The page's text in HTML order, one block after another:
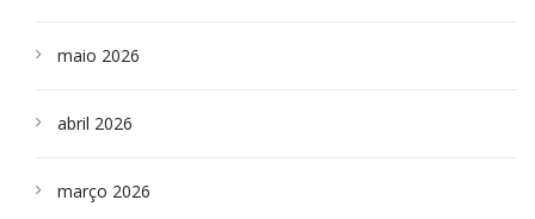
maio 2026
abril 2026
março 2026